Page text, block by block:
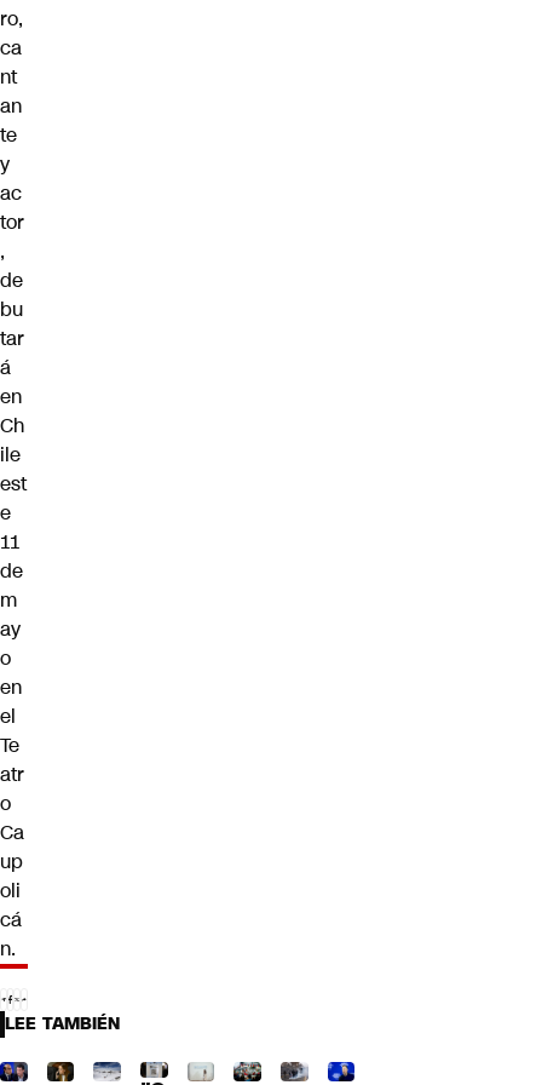
ro,
ca
nt
an
te
y
ac
tor
,
de
bu
tar
á
en
Ch
ile
est
e
11
de
m
ay
o
en
el
Te
atr
o
Ca
up
oli
cá
n.
LEE TAMBIÉN